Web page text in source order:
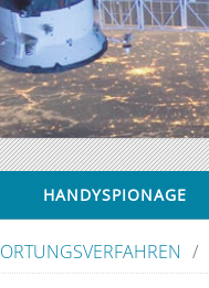
HANDYSPIONAGE
ORTUNGSVERFAHREN /